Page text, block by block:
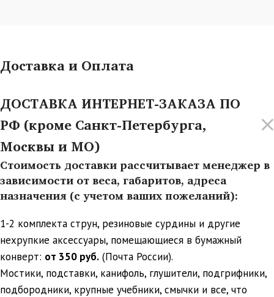
Доставка и Оплата
ДОСТАВКА ИНТЕРНЕТ-ЗАКАЗА ПО
РФ (кроме Санкт-Петербурга,
Москвы и МО)
Стоимость доставки рассчитывает менеджер в
зависимости от веса, габаритов, адреса
назначения (с учетом ваших пожеланий):
1-2 комплекта струн, резиновые сурдины и другие
нехрупкие аксессуары, помещающиеся в бумажный
конверт: от 350 руб. (Почта России).
Мостики, подставки, канифоль, глушители, подгрифники,
подбородники, крупные учебники, смычки и все, что